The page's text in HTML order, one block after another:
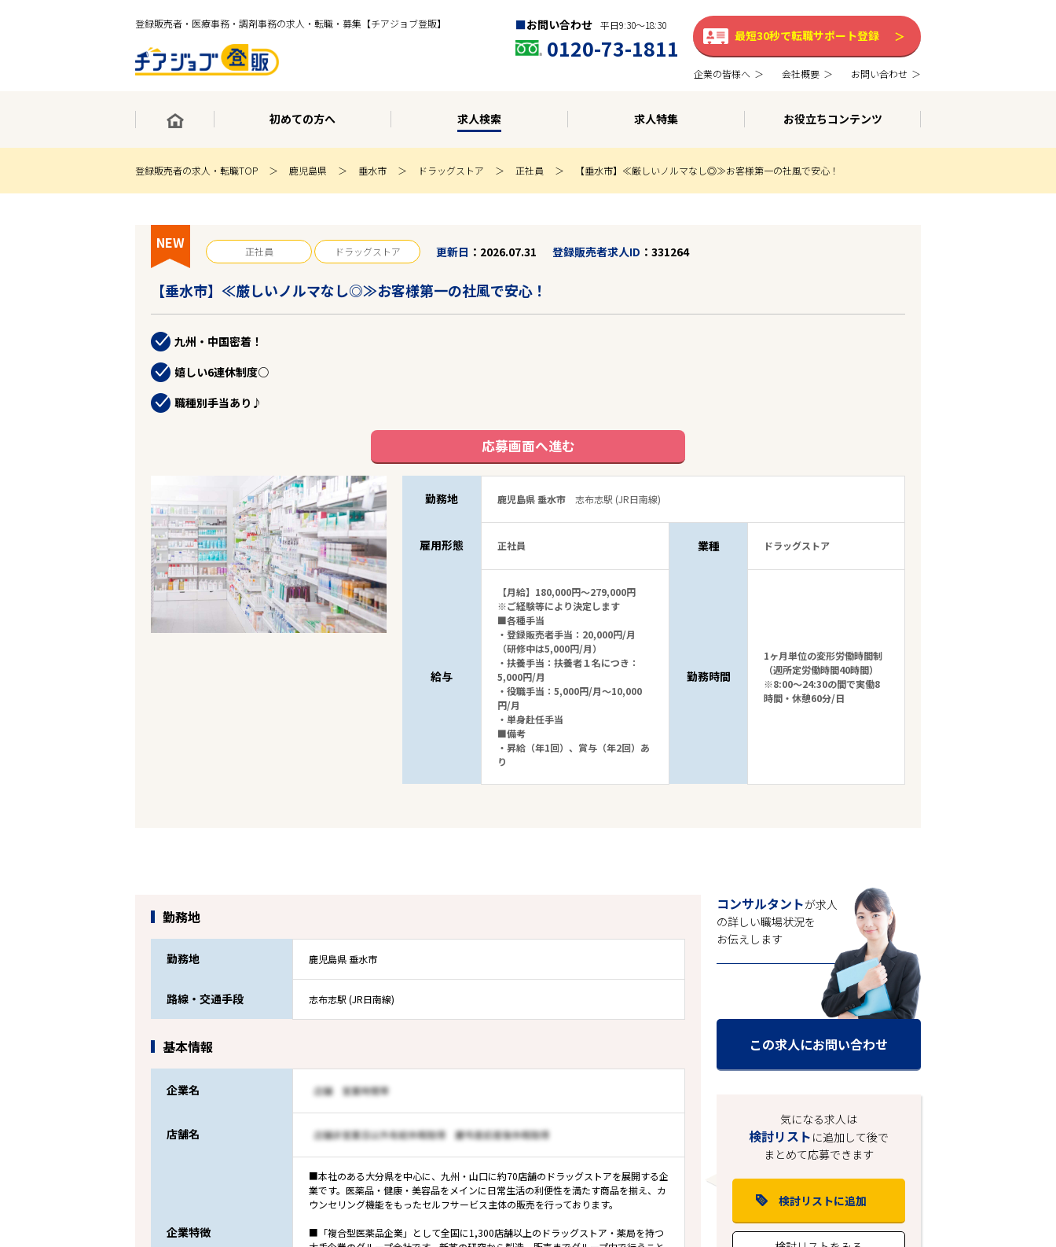
登録販売者・医療事務・調剤事務の求人・転職・募集【チアジョブ登販】 お問い合わせ 平日9:30〜18:30
0120-73-1811 最短30秒で転職サポート登録
企業の皆様へ 会社概要 お問い合わせ
初めての方へ 求人検索 求人特集 お役立ちコンテンツ
登録販売者の求人・転職TOP 鹿児島県 垂水市 ドラッグストア 正社員 【垂水市】≪厳しいノルマなし◎≫お客様第一の社風で安心！
NEW 正社員 ドラッグストア 更新日 2026.07.31 登録販売者求人ID 331264
【垂水市】≪厳しいノルマなし◎≫お客様第一の社風で安心！
九州・中国密着！
嬉しい6連休制度○
職種別手当あり♪
応募画面へ進む
勤務地 鹿児島県 垂水市 志布志駅 (JR日南線)
雇用形態 正社員 業種 ドラッグストア
給与
【月給】180,000円～279,000円
※ご経験等により決定します
■各種手当
・登録販売者手当：20,000円/月
（研修中は5,000円/月）
・扶養手当：扶養者１名につき：
5,000円/月
・役職手当：5,000円/月～10,000
円/月
・単身赴任手当
■備考
・昇給（年1回）、賞与（年2回）あ
り
勤務時間
1ヶ月単位の変形労働時間制
（週所定労働時間40時間）
※8:00～24:30の間で実働8
時間・休憩60分/日
コンサルタントが求人
の詳しい職場状況を
お伝えします
この求人にお問い合わせ
気になる求人は
検討リスト に追加して後で
まとめて応募できます
検討リストに追加
勤務地
勤務地 鹿児島県 垂水市
路線・交通手段 志布志駅 (JR日南線)
基本情報
企業名
店舗名
企業特徴
■本社のある大分県を中心に、九州・山口に約70店舗のドラッグストアを展開する企
業です。医薬品・健康・美容品をメインに日常生活の利便性を満たす商品を揃え、カ
ウンセリング機能をもったセルフサービス主体の販売を行っております。
■「複合型医薬品企業」として全国に1,300店舗以上のドラッグストア・薬局を持つ